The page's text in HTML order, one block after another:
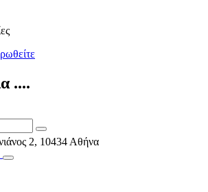
....
2, 10434 Αθήνα